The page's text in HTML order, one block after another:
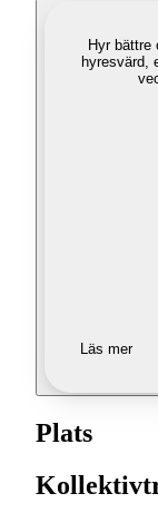
Hyr bättre
hyresvärd,
Läs mer
Plats